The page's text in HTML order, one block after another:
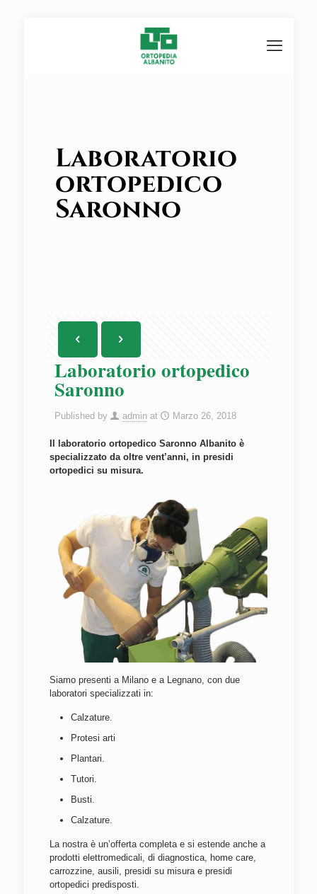
Laboratorio
ortopedico
Saronno
Laboratorio ortopedico
Saronno
Published by admin at Marzo 26, 2018
Il laboratorio ortopedico Saronno Albanito è
specializzato da oltre vent’anni, in presidi
ortopedici su misura.
Siamo presenti a Milano e a Legnano, con due
laboratori specializzati in:
Calzature.
Protesi arti
Plantari.
Tutori.
Busti.
Calzature.
La nostra è un’offerta completa e si estende anche a
prodotti elettromedicali, di diagnostica, home care,
carrozzine, ausili, presidi su misura e presidi
ortopedici predisposti.